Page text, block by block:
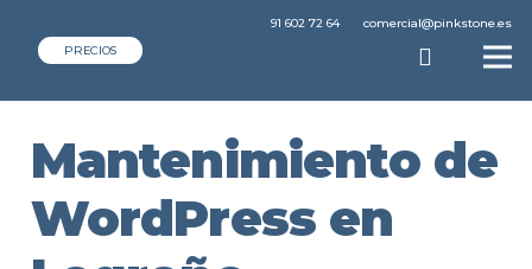
PRECIOS
91 602 72 64 comercial@pinkstone.es
Mantenimiento de
WordPress en